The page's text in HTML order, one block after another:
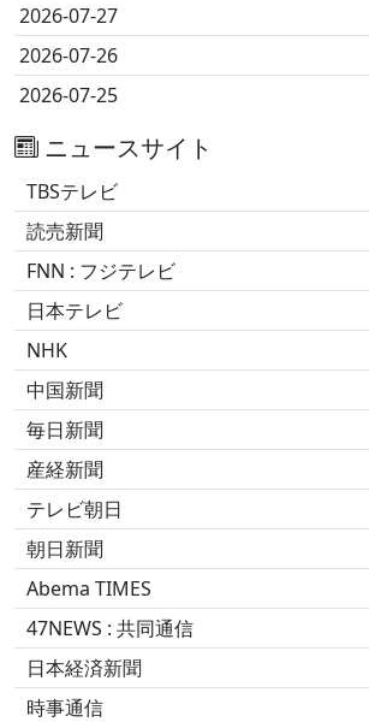
2026-07-27
2026-07-26
2026-07-25
ニュースサイト
TBSテレビ
読売新聞
FNN : フジテレビ
日本テレビ
NHK
中国新聞
毎日新聞
産経新聞
テレビ朝日
朝日新聞
Abema TIMES
47NEWS : 共同通信
日本経済新聞
時事通信